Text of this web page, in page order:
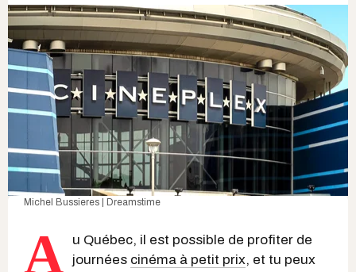
Michel Bussieres | Dreamstime
A
u Québec, il est possible de profiter de
journées cinéma à petit prix, et tu peux